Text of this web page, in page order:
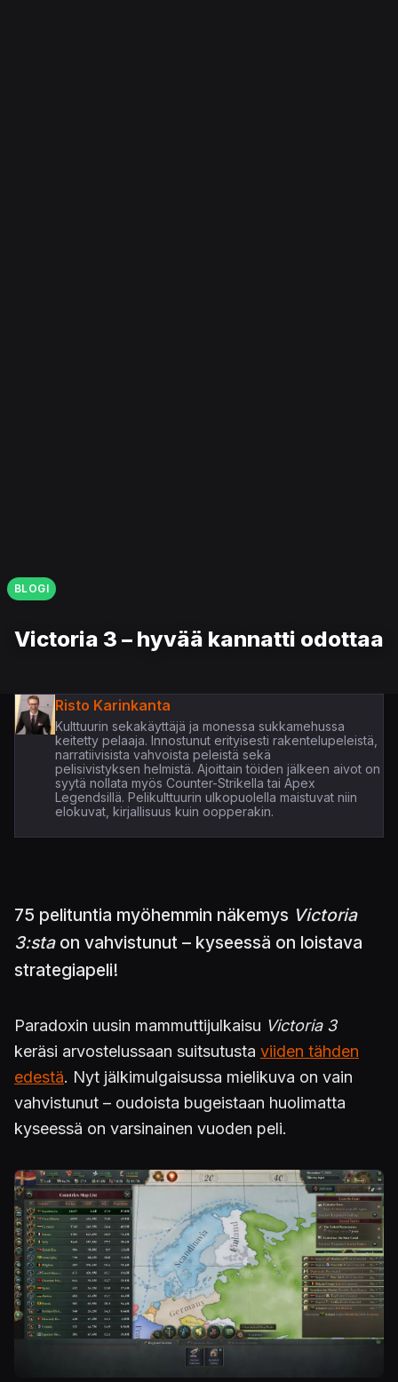
BLOGI
Victoria 3 – hyvää kannatti odottaa
Risto Karinkanta
Kulttuurin sekakäyttäjä ja monessa sukkamehussa
keitetty pelaaja. Innostunut erityisesti rakentelupeleistä,
narratiivisista vahvoista peleistä sekä
pelisivistyksen helmistä. Ajoittain töiden jälkeen aivot on
syytä nollata myös Counter-Strikella tai Apex
Legendsillä. Pelikulttuurin ulkopuolella maistuvat niin
elokuvat, kirjallisuus kuin oopperakin.
75 pelituntia myöhemmin näkemys Victoria
3:staon vahvistunut – kyseessä on loistava
strategiapeli!
Paradoxin uusin mammuttijulkaisu Victoria 3
keräsi arvostelussaan suitsutusta viiden tähden
edestä. Nyt jälkimulgaisussa mielikuva on vain
vahvistunut – oudoista bugeistaan huolimatta
kyseessä on varsinainen vuoden peli.
Kuva